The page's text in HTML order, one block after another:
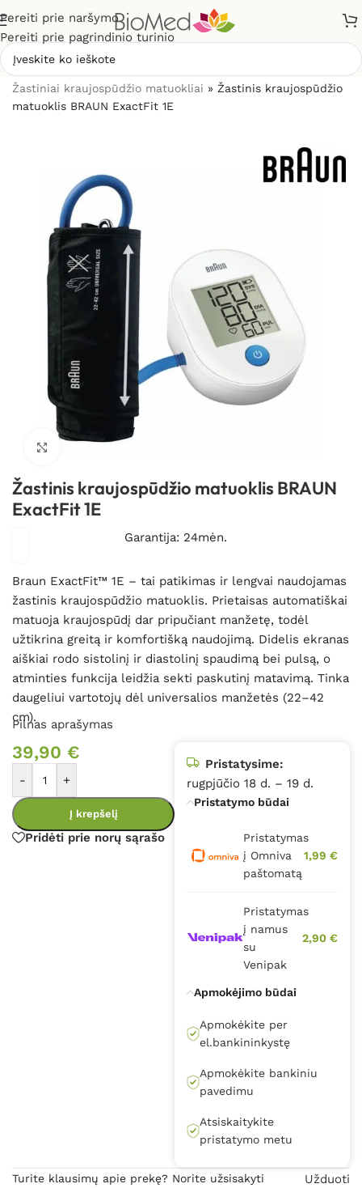
Pereiti prie naršymo
Pereiti prie pagrindinio turinio
Žastiniai kraujospūdžio matuokliai » Žastinis kraujospūdžio
matuoklis BRAUN ExactFit 1E
Spustelėkite, kad padidintumėte
Žastinis kraujospūdžio matuoklis BRAUN
ExactFit 1E
Garantija: 24mėn.
Braun ExactFit™ 1E – tai patikimas ir lengvai naudojamas
žastinis kraujospūdžio matuoklis. Prietaisas automatiškai
matuoja kraujospūdį dar pripučiant manžetę, todėl
užtikrina greitą ir komfortišką naudojimą. Didelis ekranas
aiškiai rodo sistolinį ir diastolinį spaudimą bei pulsą, o
atminties funkcija leidžia sekti paskutinį matavimą. Tinka
daugeliui vartotojų dėl universalios manžetės (22–42
cm).
Pilnas aprašymas
39,90 €
- +
Į krepšelį
Pridėti prie norų sąrašo
Pristatysime:
rugpjūčio 18 d. – 19 d.
Pristatymo būdai
Pristatymas
į Omniva
paštomatą
1,99 €
Pristatymas
į namus
su
Venipak
2,90 €
Apmokėjimo būdai
Apmokėkite per
el.bankininkystę
Apmokėkite bankiniu
pavedimu
Atsiskaitykite
pristatymo metu
Turite klausimų apie prekę? Norite užsisakyti
Užduoti